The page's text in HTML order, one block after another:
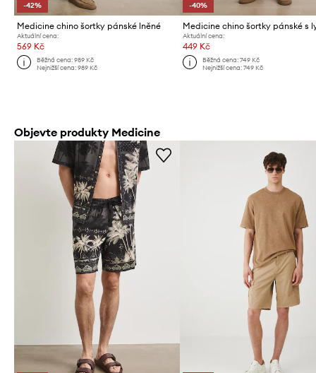
-42%
Medicine chino šortky pánské lněné
Aktuální cena:
569 Kč
Běžná cena:989 Kč
Nejnižší cena:989 Kč
-40%
Aktuální cena:
449 Kč
Běžná cena: 749 Kč
Nejnižší cena: 749 Kč
Objevte produkty Medicine